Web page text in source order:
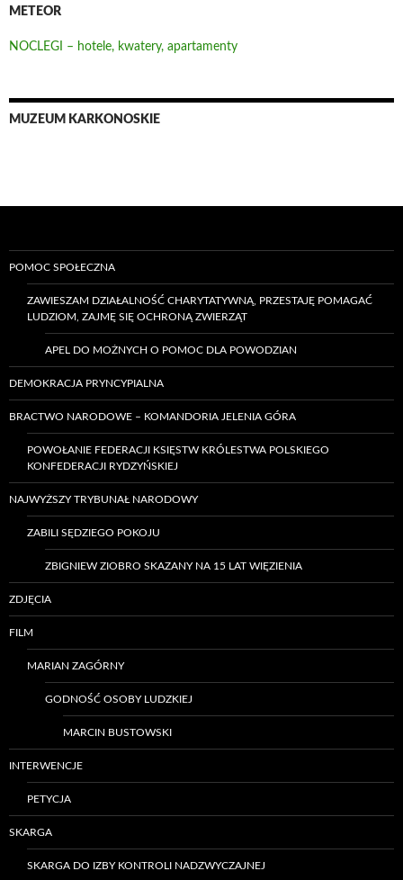
METEOR
NOCLEGI – hotele, kwatery, apartamenty
MUZEUM KARKONOSKIE
POMOC SPOŁECZNA
ZAWIESZAM DZIAŁALNOŚĆ CHARYTATYWNĄ, PRZESTAJĘ POMAGAĆ
LUDZIOM, ZAJMĘ SIĘ OCHRONĄ ZWIERZĄT
APEL DO MOŻNYCH O POMOC DLA POWODZIAN
DEMOKRACJA PRYNCYPIALNA
BRACTWO NARODOWE – KOMANDORIA JELENIA GÓRA
POWOŁANIE FEDERACJI KSIĘSTW KRÓLESTWA POLSKIEGO
KONFEDERACJI RYDZYŃSKIEJ
NAJWYŻSZY TRYBUNAŁ NARODOWY
ZABILI SĘDZIEGO POKOJU
ZBIGNIEW ZIOBRO SKAZANY NA 15 LAT WIĘZIENIA
ZDJĘCIA
FILM
MARIAN ZAGÓRNY
GODNOŚĆ OSOBY LUDZKIEJ
MARCIN BUSTOWSKI
INTERWENCJE
PETYCJA
SKARGA
SKARGA DO IZBY KONTROLI NADZWYCZAJNEJ